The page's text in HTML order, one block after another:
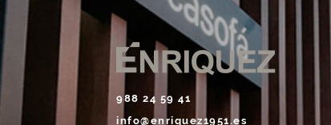
988 24 59 41
info@enriquez1951.es